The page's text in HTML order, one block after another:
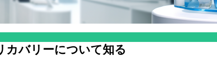
カバリーについて知る